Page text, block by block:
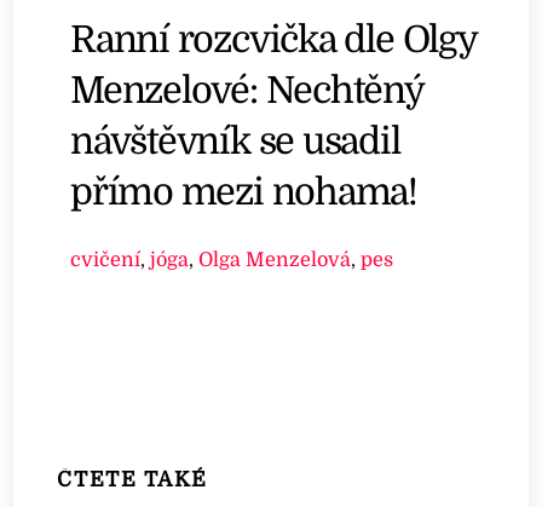
Ranní rozcvička dle Olgy
Menzelové: Nechtěný
návštěvník se usadil
přímo mezi nohama!
cvičení,jóga,Olga Menzelová,pes
ČTETE TAKÉ